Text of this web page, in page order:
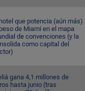
que potencia (aún más)
de Miami en el mapa
de convenciones (y la
como capital del
gana 4,1 millones de
hasta junio (tras